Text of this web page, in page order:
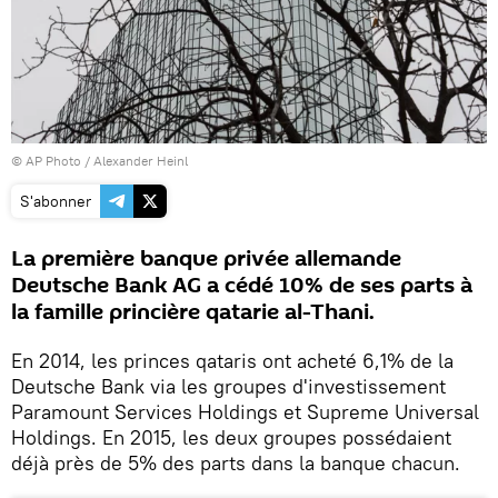
© AP Photo / Alexander Heinl
S'abonner
La première banque privée allemande
Deutsche Bank AG a cédé 10% de ses parts à
la famille princière qatarie al-Thani.
En 2014, les princes qataris ont acheté 6,1% de la
Deutsche Bank via les groupes d'investissement
Paramount Services Holdings et Supreme Universal
Holdings. En 2015, les deux groupes possédaient
déjà près de 5% des parts dans la banque chacun.